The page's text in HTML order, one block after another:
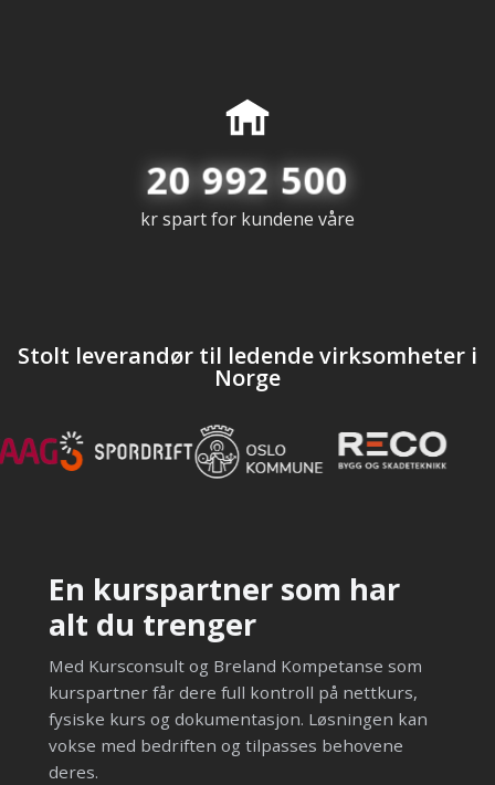
20 992 500
kr spart for kundene våre
Stolt leverandør til ledende virksomheter i
Norge
En kurspartner som har
alt du trenger
Med Kursconsult og Breland Kompetanse som
kurspartner får dere full kontroll på nettkurs,
fysiske kurs og dokumentasjon. Løsningen kan
vokse med bedriften og tilpasses behovene
deres.